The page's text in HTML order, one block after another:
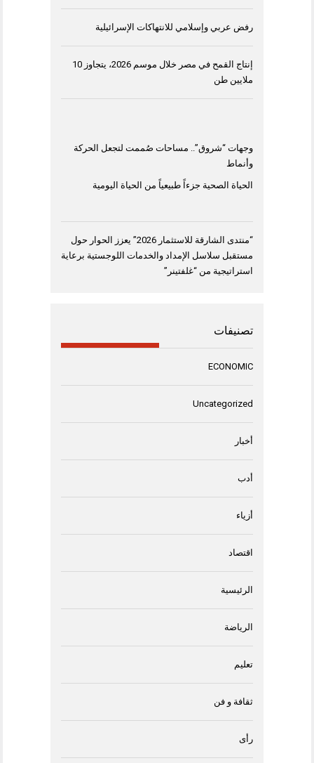
رفض عربي وإسلامي للانتهاكات الإسرائيلية
إنتاج القمح في مصر خلال موسم 2026، يتجاوز 10
ملايين طن
وجهات “شروق”.. مساحات صُممت لتجعل الحركة
وأنماط
الحياة الصحية جزءاً طبيعياً من الحياة اليومية
“منتدى الشارقة للاستثمار 2026” يعزز الحوار حول
مستقبل سلاسل الإمداد والخدمات اللوجستية برعاية
استراتيجية من “غلفتينر”
تصنيفات
ECONOMIC
Uncategorized
أخبار
أدب
أزياء
اقتصاد
الرئيسية
الرياضة
تعليم
ثقافة و فن
رأى